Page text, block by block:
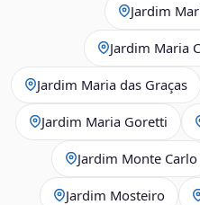
Jardim
Jardim Maria
Jardim Maria das Graças
Jardim Maria Goretti
Jardim Monte Carlo
Jardim Mosteiro